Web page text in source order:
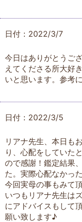
日付：2022/3/7
今日はありがとうご
えてくださる所大好
いと思います。参考
日付：2022/3/5
リアナ先生、本日も
り、心配をしていた
ので感謝！鑑定結果
た。実際心配なかっ
今回実母の事もみて
いつもリアナ先生は
にアドバイスもして
願い致します♪